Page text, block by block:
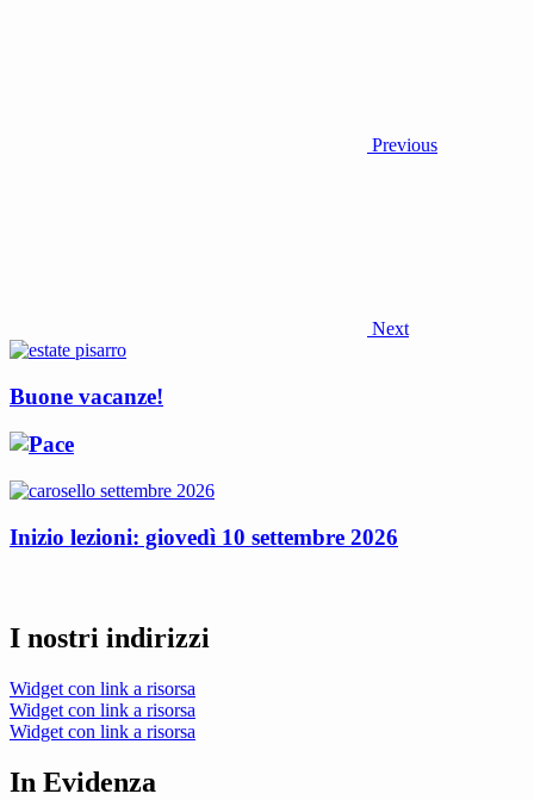
Previous
Next
Buone vacanze!
Inizio lezioni: giovedì 10 settembre 2026
I nostri indirizzi
Widget con link a risorsa
Widget con link a risorsa
Widget con link a risorsa
In Evidenza